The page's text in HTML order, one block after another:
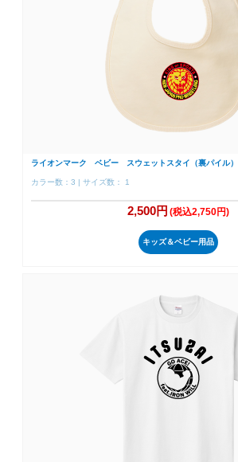
ライオンマーク ベビー スウェットスタイ（裏パイル）
カラー数：3 | サイズ数： 1
2,500円 (税込2,750円)
キッズ＆ベビー用品